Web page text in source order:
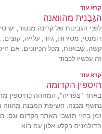
קרא עוד
הגַבָּנית מהוואנה
לפני הגבינות של קרינה מנטור, יש
רומנטי, מסירוּת, גיור, עלייה,
קשה. שָבועות, מכל הכיוונים. אם
זה עכשיו לכבוד
קרא עוד
חיספין הקדומה
באתר "צפריה", המזוהה כחיספין
נחשף מבנה. חשיפת המבנה מהווה
זמן בחיי תושבי האתר הקדום וגם:
הדולמנים בקלע אלון עם בוא